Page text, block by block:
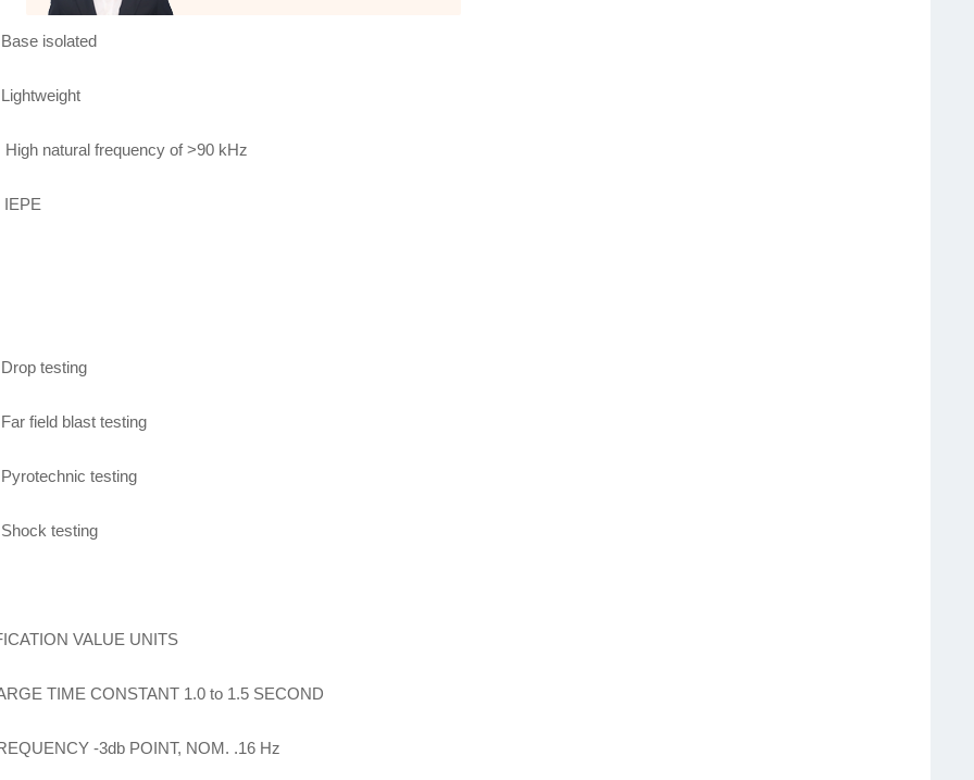
Base isolated
Lightweight
High natural frequency of >90 kHz
IEPE
Drop testing
Far field blast testing
Pyrotechnic testing
Shock testing
VALUE UNITS
TIME CONSTANT 1.0 to 1.5 SECOND
-3db POINT, NOM. .16 Hz